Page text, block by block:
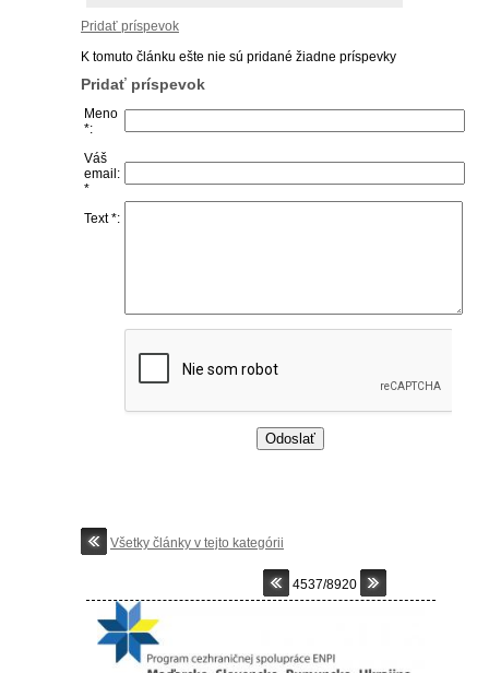
Pridať príspevok
K tomuto článku ešte nie sú pridané žiadne príspevky
Pridať príspevok
Meno
*:
Váš
email:
*
Text *:
Všetky články v tejto kategórii
4537/8920